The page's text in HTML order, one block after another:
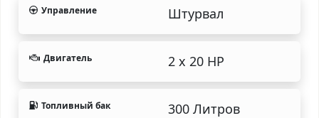
Управление Штурвал
Двигатель 2 x 20 HP
Топливный бак 300 Литров